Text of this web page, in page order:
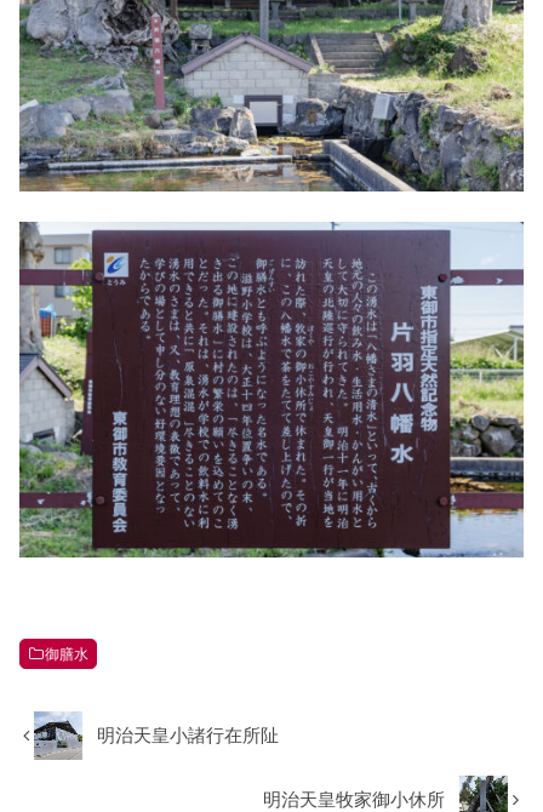
御膳水
明治天皇小諸行在所阯
明治天皇牧家御小休所